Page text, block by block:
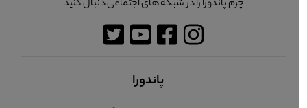
چرم پاندورا را در شبکه های اجتماعی دنبال کنید
پاندورا